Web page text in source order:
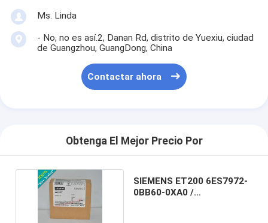
Ms. Linda
- No, no es así.2, Danan Rd, distrito de Yuexiu, ciudad
de Guangzhou, GuangDong, China
Contactar ahora
Obtenga El Mejor Precio Por
SIEMENS ET200 6ES7972-
0BB60-0XA0 /